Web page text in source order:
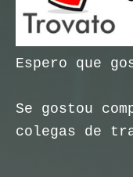
Espero que
Se gostou
colegas de